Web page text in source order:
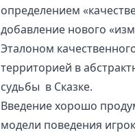
определением
добавление нового
Эталоном
территорией в
судьбы в Сказке.
Введение хорошо
модели поведения